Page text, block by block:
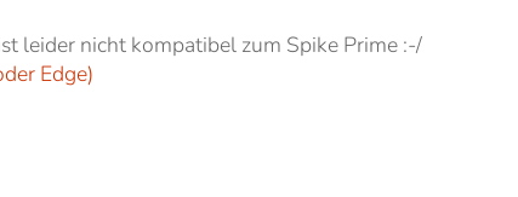
leider nicht kompatibel zum Spike Prime :-/
Edge)